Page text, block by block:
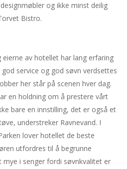
og ikke minst deilig
Bistro.
eierne av hotellet har lang erfaring
service og god søvn verdsettes
her står på scenen hver dag.
en holdning om å prestere vårt
bare en innstilling, det er også et
understreker Ravnevand. I
lover hotellet de beste
utfordres til å begrunne
mye i senger fordi søvnkvalitet er